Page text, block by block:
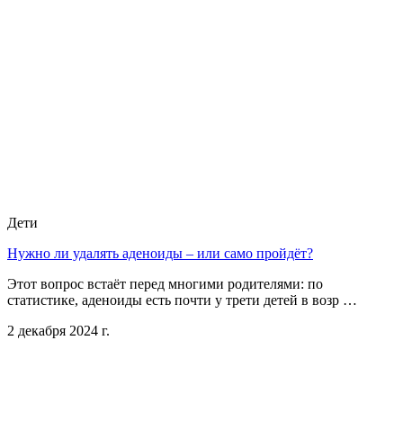
Дети
Нужно ли удалять аденоиды – или само пройдёт?
Этот вопрос встаёт перед многими родителями: по
статистике, аденоиды есть почти у трети детей в возр …
2 декабря 2024 г.